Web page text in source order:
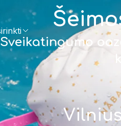
Sveikatingumo
Vilnius